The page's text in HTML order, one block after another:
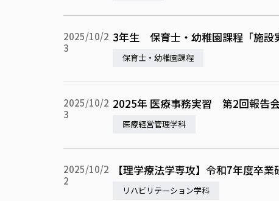
2025/10/2
3
3年生 保育士・幼稚園課程「施設
保育士・幼稚園課程
2025/10/2
3
2025年 医療事務実習 第2回報告
医療経営管理学科
2025/10/2
2
【理学療法学専攻】令和7年度卒
リハビリテーション学科